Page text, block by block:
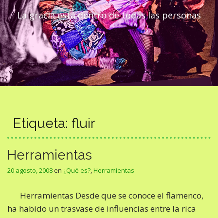
La gracia está dentro de todas las personas
Etiqueta: fluir
Herramientas
20 agosto, 2008en ¿Qué es?,Herramientas
Herramientas Desde que se conoce el flamenco,
ha habido un trasvase de influencias entre la rica